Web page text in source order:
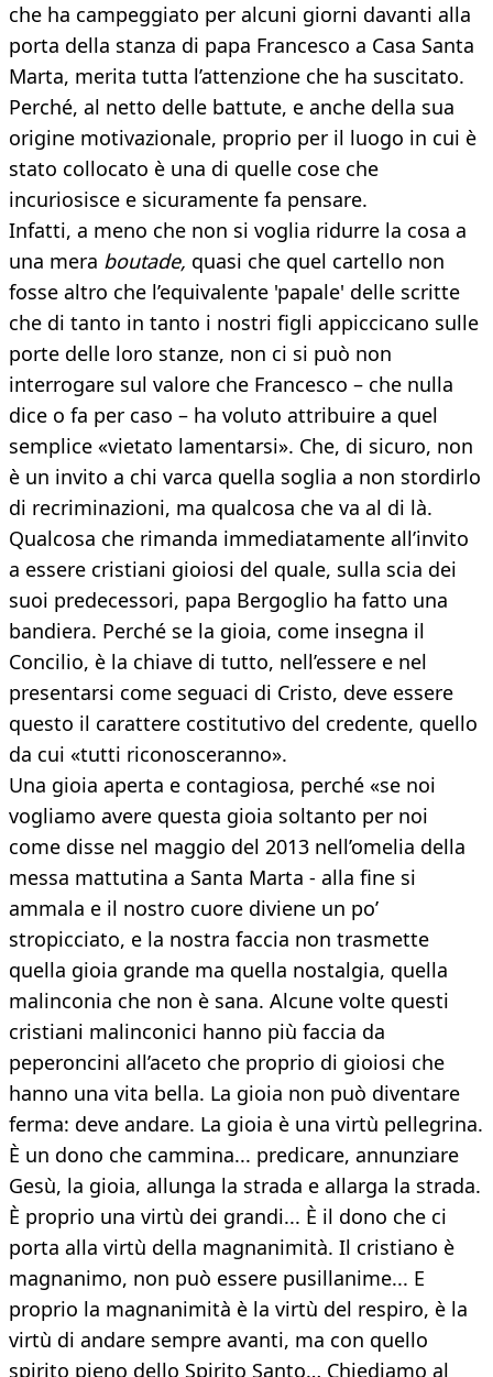
che ha campeggiato per alcuni giorni davanti alla
porta della stanza di papa Francesco a Casa Santa
Marta, merita tutta l’attenzione che ha suscitato.
Perché, al netto delle battute, e anche della sua
origine motivazionale, proprio per il luogo in cui è
stato collocato è una di quelle cose che
incuriosisce e sicuramente fa pensare.
Infatti, a meno che non si voglia ridurre la cosa a
una mera boutade, quasi che quel cartello non
fosse altro che l’equivalente 'papale' delle scritte
che di tanto in tanto i nostri figli appiccicano sulle
porte delle loro stanze, non ci si può non
interrogare sul valore che Francesco – che nulla
dice o fa per caso – ha voluto attribuire a quel
semplice «vietato lamentarsi». Che, di sicuro, non
è un invito a chi varca quella soglia a non stordirlo
di recriminazioni, ma qualcosa che va al di là.
Qualcosa che rimanda immediatamente all’invito
a essere cristiani gioiosi del quale, sulla scia dei
suoi predecessori, papa Bergoglio ha fatto una
bandiera. Perché se la gioia, come insegna il
Concilio, è la chiave di tutto, nell’essere e nel
presentarsi come seguaci di Cristo, deve essere
questo il carattere costitutivo del credente, quello
da cui «tutti riconosceranno».
Una gioia aperta e contagiosa, perché «se noi
vogliamo avere questa gioia soltanto per noi
come disse nel maggio del 2013 nell’omelia della
messa mattutina a Santa Marta - alla fine si
ammala e il nostro cuore diviene un po’
stropicciato, e la nostra faccia non trasmette
quella gioia grande ma quella nostalgia, quella
malinconia che non è sana. Alcune volte questi
cristiani malinconici hanno più faccia da
peperoncini all’aceto che proprio di gioiosi che
hanno una vita bella. La gioia non può diventare
ferma: deve andare. La gioia è una virtù pellegrina.
È un dono che cammina... predicare, annunziare
Gesù, la gioia, allunga la strada e allarga la strada.
È proprio una virtù dei grandi... È il dono che ci
porta alla virtù della magnanimità. Il cristiano è
magnanimo, non può essere pusillanime... E
proprio la magnanimità è la virtù del respiro, è la
virtù di andare sempre avanti, ma con quello
spirito pieno dello Spirito Santo… Chiediamo al